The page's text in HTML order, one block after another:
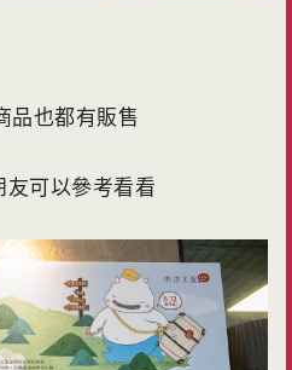
品也都有販售
可以參考看看